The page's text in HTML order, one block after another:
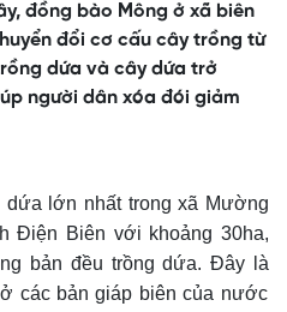
đồng bào Mông ở xã biên
đổi cơ cấu cây trồng từ
dứa và cây dứa trở
người dân xóa đói giảm
dứa lớn nhất trong xã Mường
Điện Biên với khoảng 30ha,
bản đều trồng dứa.Đây là
các bản giáp biên của nước